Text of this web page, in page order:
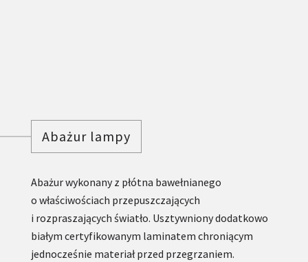
Abażur lampy
Abażur wykonany z płótna bawełnianego
o właściwościach przepuszczających
i rozpraszających światło. Usztywniony dodatkowo
białym certyfikowanym laminatem chroniącym
jednocześnie materiał przed przegrzaniem.